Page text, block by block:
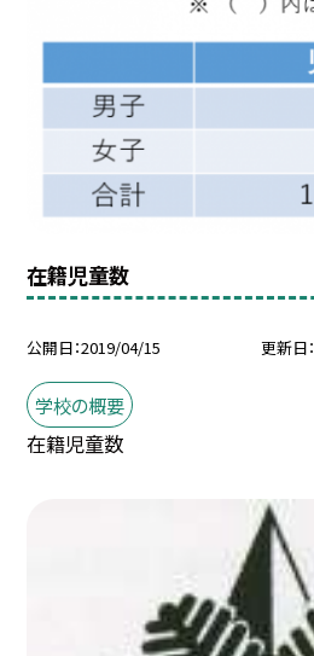
在籍児童数
公開日 2019/04/15 更新日
学校の概要
在籍児童数